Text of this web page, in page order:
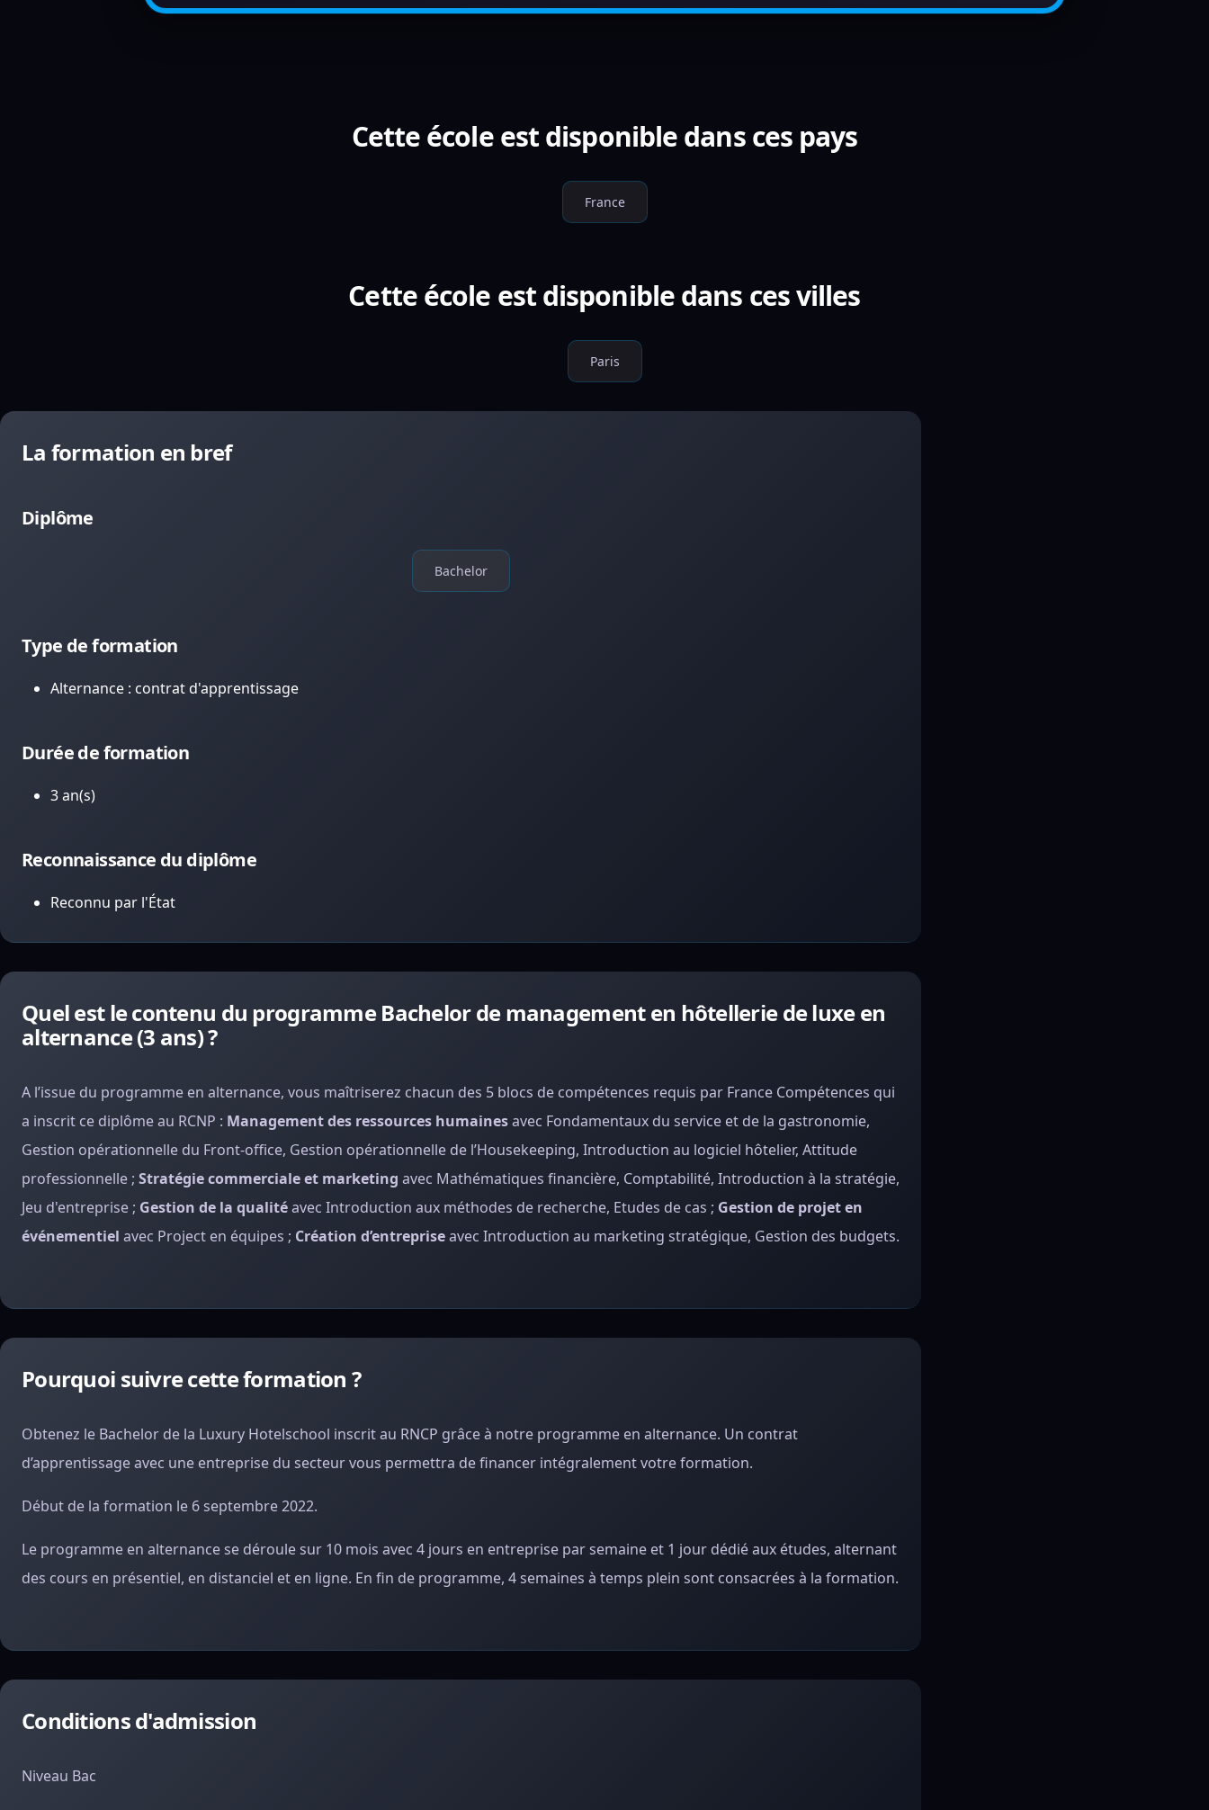
Cette école est disponible dans ces pays
France
Cette école est disponible dans ces villes
Paris
La formation en bref
Diplôme
Bachelor
Type de formation
Alternance : contrat d'apprentissage
Durée de formation
3 an(s)
Reconnaissance du diplôme
Reconnu par l'État
Quel est le contenu du programme Bachelor de management en hôtellerie de luxe en
alternance (3 ans) ?
A l’issue du programme en alternance, vous maîtriserez chacun des 5 blocs de compétences requis par France Compétences qui
a inscrit ce diplôme au RCNP : Management des ressources humainesavec Fondamentaux du service et de la gastronomie,
Gestion opérationnelle du Front-office, Gestion opérationnelle de l’Housekeeping, Introduction au logiciel hôtelier, Attitude
professionnelle ; Stratégie commerciale et marketing avec Mathématiques financière, Comptabilité, Introduction à la stratégie,
Jeu d'entreprise ; Gestion de la qualitéavec Introduction aux méthodes de recherche, Etudes de cas ; Gestion de projet en
événementiel avec Project en équipes ; Création d’entrepriseavec Introduction au marketing stratégique, Gestion des budgets.
Pourquoi suivre cette formation ?
Obtenez le Bachelor de la Luxury Hotelschool inscrit au RNCP grâce à notre programme en alternance. Un contrat
d’apprentissage avec une entreprise du secteur vous permettra de financer intégralement votre formation.
Début de la formation le 6 septembre 2022.
Le programme en alternance se déroule sur 10 mois avec 4 jours en entreprise par semaine et 1 jour dédié aux études, alternant
des cours en présentiel, en distanciel et en ligne. En fin de programme, 4 semaines à temps plein sont consacrées à la formation.
Conditions d'admission
Niveau Bac